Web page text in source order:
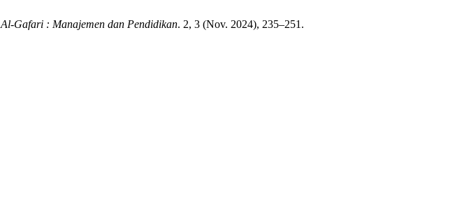
Al-Gafari : Manajemen dan Pendidikan. 2, 3 (Nov. 2024), 235–251.